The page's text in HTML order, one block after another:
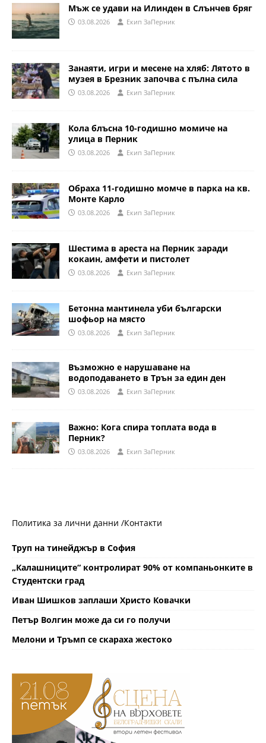
Мъж се удави на Илинден в Слънчев бряг
03.08.2026 Eкип ЗаПерник
Занаяти, игри и месене на хляб: Лятото в
музея в Брезник започва с пълна сила
03.08.2026 Eкип ЗаПерник
Кола блъсна 10-годишно момиче на
улица в Перник
03.08.2026 Eкип ЗаПерник
Обраха 11-годишно момче в парка на кв.
Монте Карло
03.08.2026 Eкип ЗаПерник
Шестима в ареста на Перник заради
кокаин, амфети и пистолет
03.08.2026 Eкип ЗаПерник
Бетонна мантинела уби български
шофьор на място
03.08.2026 Eкип ЗаПерник
Възможно е нарушаване на
водоподаването в Трън за един ден
03.08.2026 Eкип ЗаПерник
Важно: Кога спира топлата вода в
Перник?
03.08.2026 Eкип ЗаПерник
Политика за лични данни /Контакти
Труп на тинейджър в София
„Калашниците“ контролират 90% от компаньонките в
Студентски град
Иван Шишков заплаши Христо Ковачки
Петър Волгин може да си го получи
Мелони и Тръмп се скараха жестоко